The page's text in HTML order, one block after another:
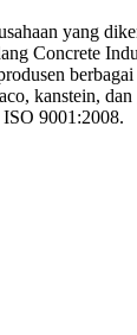
yang
Concrete
kanstein,
ISO 9001:2008.